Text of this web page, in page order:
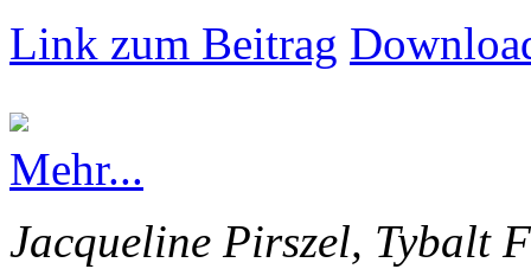
Link zum Beitrag
Mehr...
Jacqueline Pirszel, Tybalt